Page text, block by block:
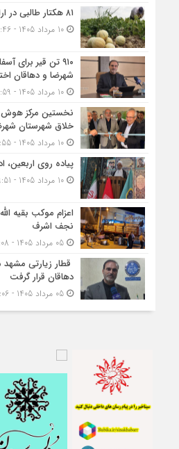
۸۱ هکتار طالبی در اراضی شهرضا کشت شد
10 مرداد 1405 - 11:46
۹۱۰ تن قیر برای
شهرضا و دهاقان
10 مرداد 1405 - 9:59
نخستین مرکز
خلاق شهرستان
10 مرداد 1405 - 9:55
پیاده روی
10 مرداد 1405 - 9:51
اعزام موکب بقیه
نجف اشرف
05 مرداد 1405 - 9:08
قطار زیارتی
دهاقان قرار گرفت
05 مرداد 1405 - 9:06